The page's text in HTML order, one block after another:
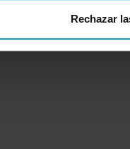
Rechazar